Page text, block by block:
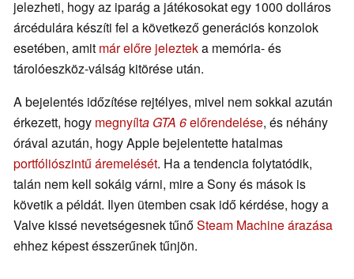
jelezheti, hogy az iparág a játékosokat egy 1000 dolláros
árcédulára készíti fel a következő generációs konzolok
esetében, amit már előre jelezteka memória- és
tárolóeszköz-válság kitörése után.
A bejelentés időzítése rejtélyes, mivel nem sokkal azután
érkezett, hogy megnyílta GTA 6előrendelése, és néhány
órával azután, hogy Apple bejelentette hatalmas
portfóliószintű áremelését. Ha a tendencia folytatódik,
talán nem kell sokáig várni, mire a Sony és mások is
követik a példát. Ilyen ütemben csak idő kérdése, hogy a
Valve kissé nevetségesnek tűnőSteam Machine árazása
ehhez képest ésszerűnek tűnjön.